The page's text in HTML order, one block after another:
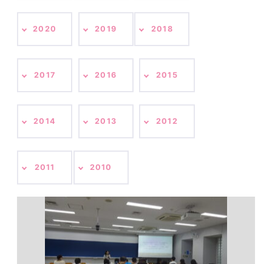
2020 2019 2018
2017 2016 2015
2014 2013 2012
2011 2010